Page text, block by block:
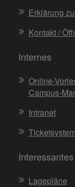
Erklärung
Kontakt /
Internes
Online-
Campus-
Intranet
Interessantes
Lagepläne